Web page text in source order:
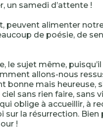
un samedi d’attente !
peuvent alimenter
de poésie, de
le sujet même, puisqu’il
allons-nous
bonne mais heureuse,
sans rien faire, sans
oblige à accueillir, à
sur la résurrection. Bien
!